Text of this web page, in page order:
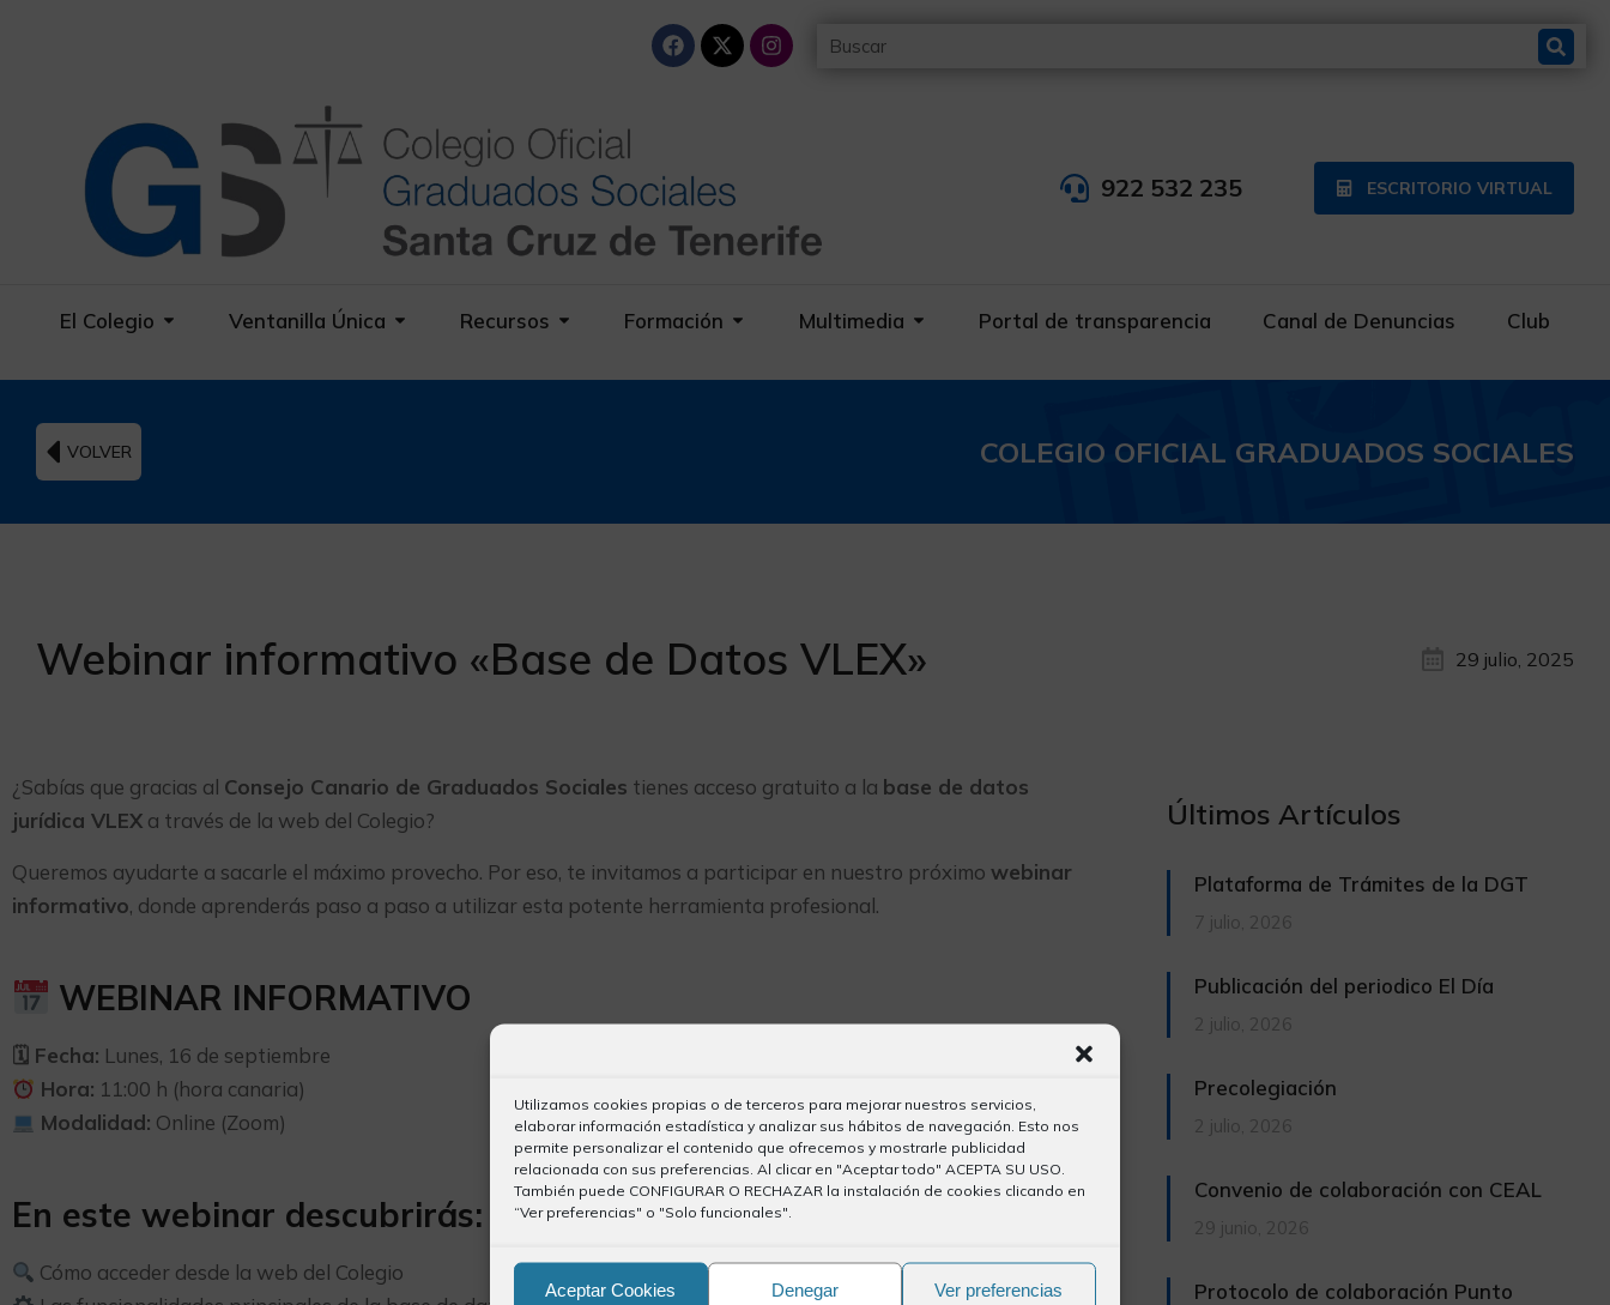
Utilizamos cookies propias o de terceros para mejorar nuestros servicios,
elaborar información estadística y analizar sus hábitos de navegación. Esto nos
permite personalizar el contenido que ofrecemos y mostrarle publicidad
relacionada con sus preferencias. Al clicar en "Aceptar todo" ACEPTA SU USO.
También puede CONFIGURAR O RECHAZAR la instalación de cookies clicando en
“Ver preferencias" o "Solo funcionales".
Aceptar Cookies Denegar Ver preferencias
922 532 235 ESCRITORIO VIRTUAL
El Colegio Ventanilla Única Recursos Formación Multimedia Portal de transparencia Canal de Denuncias Club
VOLVER COLEGIO OFICIAL GRADUADOS SOCIALES
Webinar informativo «Base de Datos VLEX» 29 julio, 2025
¿Sabías que gracias al Consejo Canario de Graduados Sociales tienes acceso gratuito a la base de datos
jurídica VLEX a través de la web del Colegio?
Queremos ayudarte a sacarle el máximo provecho. Por eso, te invitamos a participar en nuestro próximo webinar
informativo, donde aprenderás paso a paso a utilizar esta potente herramienta profesional.
WEBINAR INFORMATIVO
🗓 Fecha: Lunes, 16 de septiembre
Hora: 11:00 h (hora canaria)
Modalidad: Online (Zoom)
En este webinar descubrirás:
Cómo acceder desde la web del Colegio
Últimos Artículos
Plataforma de Trámites de la DGT
7 julio, 2026
Publicación del periodico El Día
2 julio, 2026
Precolegiación
2 julio, 2026
Convenio de colaboración con CEAL
29 junio, 2026
Protocolo de colaboración Punto